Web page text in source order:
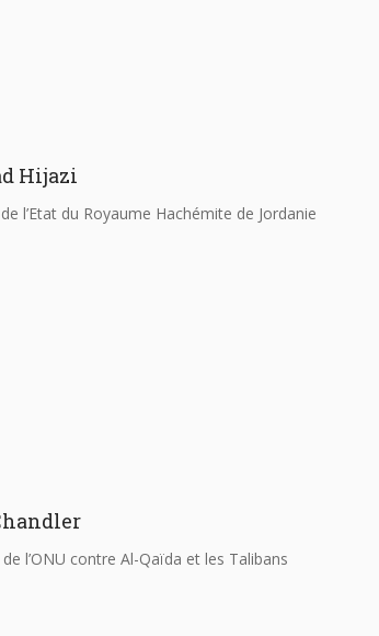
Hijazi
l’Etat du Royaume Hachémite de Jordanie
l’ONU contre Al-Qaïda et les Talibans